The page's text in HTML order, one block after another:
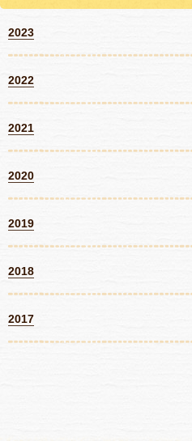
2023
2022
2021
2020
2019
2018
2017